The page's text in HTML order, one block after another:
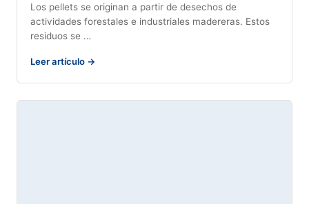
Los pellets se originan a partir de desechos de
actividades forestales e industriales madereras. Estos
residuos se …
Leer artículo →